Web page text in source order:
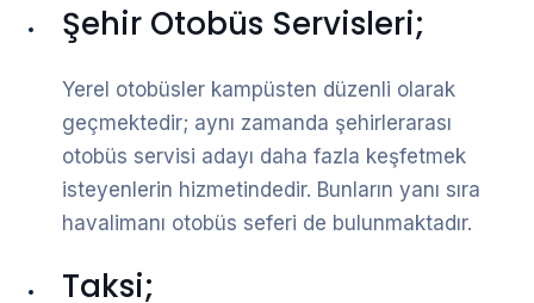
Şehir Otobüs Servisleri;
Yerel otobüsler kampüsten düzenli olarak
geçmektedir; aynı zamanda şehirlerarası
otobüs servisi adayı daha fazla keşfetmek
isteyenlerin hizmetindedir. Bunların yanı sıra
havalimanı otobüs seferi de bulunmaktadır.
Taksi;